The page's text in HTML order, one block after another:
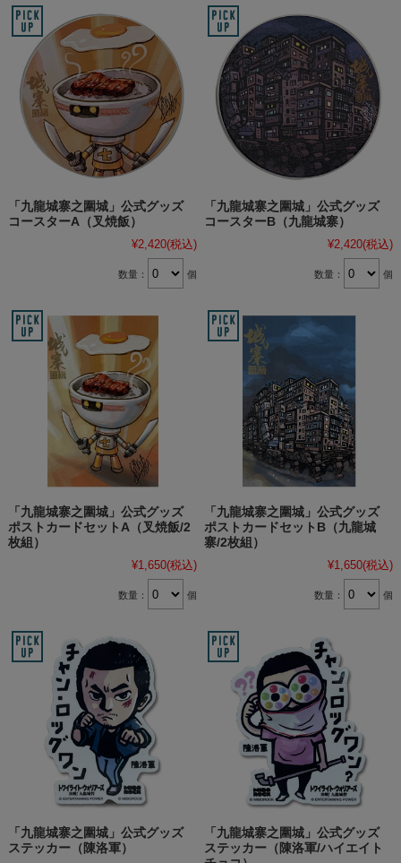
「九龍城寨之圍城」公式グッズ
コースターA（叉焼飯）
¥2,420(税込)
数量： 個
「九龍城寨之圍城」公式グッズ
コースターB（九龍城寨）
¥2,420(税込)
数量： 個
「九龍城寨之圍城」公式グッズ
ポストカードセットA（叉焼飯/2
枚組）
¥1,650(税込)
数量： 個
「九龍城寨之圍城」公式グッズ
ポストカードセットB（九龍城
寨/2枚組）
¥1,650(税込)
数量： 個
「九龍城寨之圍城」公式グッズ
ステッカー（陳洛軍）
「九龍城寨之圍城」公式グッズ
ステッカー（陳洛軍/ハイエイト